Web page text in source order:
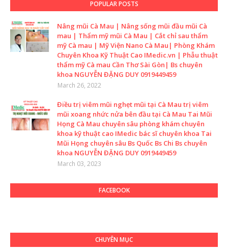
POPULAR POSTS
Nâng mũi Cà Mau | Nâng sống mũi đầu mũi Cà
mau | Thẩm mỹ mũi Cà Mau | Cắt chỉ sau thẩm
mỹ Cà mau | Mỹ Viện Nano Cà Mau| Phòng Khám
Chuyên Khoa Kỹ Thuật Cao IMedic.vn | Phẫu thuật
thẩm mỹ Cà mau Cần Thơ Sài Gòn| Bs chuyên
khoa NGUYỄN ĐẶNG DUY 0919449459
March 26, 2022
Điều trị viêm mũi nghẹt mũi tại Cà Mau trị viêm
mũi xoang nhức nửa bên đầu tại Cà Mau Tai Mũi
Họng Cà Mau chuyên sâu phòng khám chuyên
khoa kỹ thuật cao IMedic bác sĩ chuyên khoa Tai
Mũi Họng chuyên sâu Bs Quốc Bs Chi Bs chuyên
khoa NGUYỄN ĐẶNG DUY 0919449459
March 03, 2023
FACEBOOK
CHUYÊN MỤC